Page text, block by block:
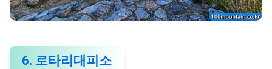
6. 로타리대피소